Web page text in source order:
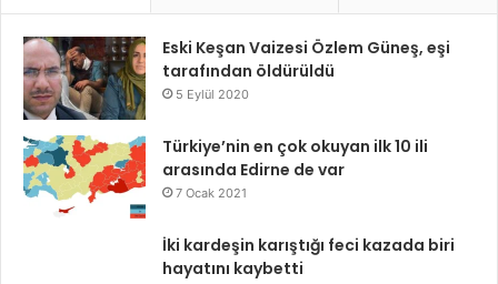
Eski Keşan Vaizesi Özlem Güneş, eşi
tarafından öldürüldü
5 Eylül 2020
Türkiye’nin en çok okuyan ilk 10 ili
arasında Edirne de var
7 Ocak 2021
İki kardeşin karıştığı feci kazada biri
hayatını kaybetti